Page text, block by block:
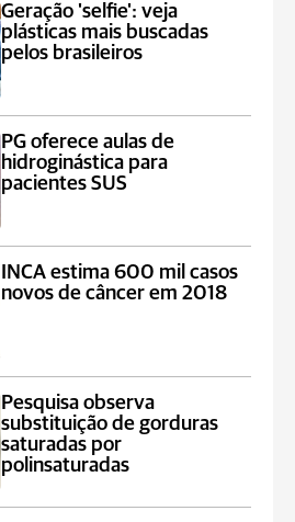
Geração 'selfie': veja
plásticas mais buscadas
pelos brasileiros
PG oferece aulas de
hidroginástica para
pacientes SUS
INCA estima 600 mil casos
novos de câncer em 2018
Pesquisa observa
substituição de gorduras
saturadas por
polinsaturadas